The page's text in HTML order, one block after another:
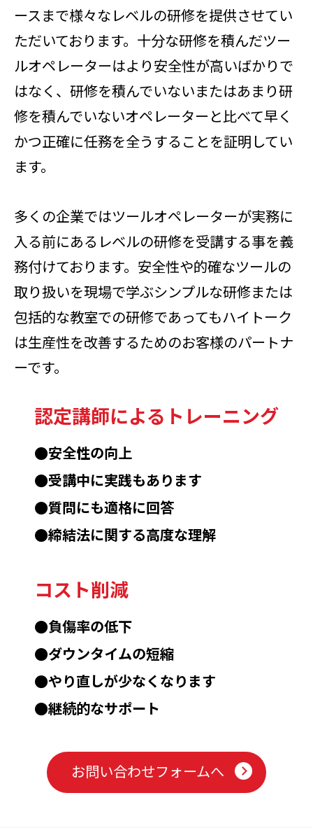
ースまで様々なレベルの研修を提供させてい
ただいております。十分な研修を積んだツー
ルオペレーターはより安全性が高いばかりで
はなく、研修を積んでいないまたはあまり研
修を積んでいないオペレーターと比べて早く
かつ正確に任務を全うすることを証明してい
ます。
多くの企業ではツールオペレーターが実務に
入る前にあるレベルの研修を受講する事を義
務付けております。安全性や的確なツールの
取り扱いを現場で学ぶシンプルな研修または
包括的な教室での研修であってもハイトーク
は生産性を改善するためのお客様のパートナ
ーです。
認定講師による トレーニング
●安全性の向上
●受講中に実践もあります
●質問にも適格に回答
●締結法に関する高度な理解
コスト削減
●負傷率の低下
●ダウンタイムの短縮
●やり直しが少なくなります
●継続的なサポート
お問い合わせフォームへ